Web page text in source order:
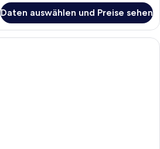
Daten auswählen und Preise sehen
Ein Hotelzimmer mit zwei Betten,